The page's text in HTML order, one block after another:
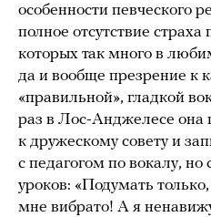
особенности певческого
полное отсутствие
которых так много в
да и вообще презрение к
«правильной», гладкой
раз в Лос-Анджелесе она
к дружескому совету и
с педагогом по вокалу, но
уроков: «Подумать
мне вибрато! А я